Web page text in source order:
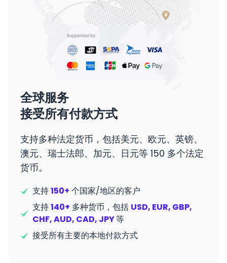
全球服务
接受所有付款方式
支持多种法定货币，包括美元、欧元、英镑、
澳元、瑞士法郎、加元、日元等 150 多个法定
货币。
支持150+ 个国家/地区的客户
支持140+ 多种货币，包括 USD, EUR, GBP,
CHF, AUD, CAD, JPY等
接受所有主要的本地付款方式